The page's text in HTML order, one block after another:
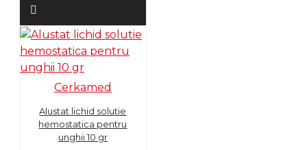
Cerkamed
Alustat lichid solutie
hemostatica pentru
unghii 10 gr